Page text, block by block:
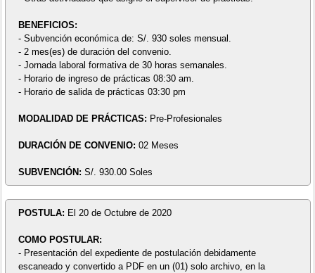
BENEFICIOS:
- Subvención económica de: S/. 930 soles mensual.
- 2 mes(es) de duración del convenio.
- Jornada laboral formativa de 30 horas semanales.
- Horario de ingreso de prácticas 08:30 am.
- Horario de salida de prácticas 03:30 pm
MODALIDAD DE PRÁCTICAS: Pre-Profesionales
DURACIÓN DE CONVENIO: 02 Meses
SUBVENCIÓN: S/. 930.00 Soles
POSTULA: El 20 de Octubre de 2020
COMO POSTULAR:
- Presentación del expediente de postulación debidamente
escaneado y convertido a PDF en un (01) solo archivo, en la